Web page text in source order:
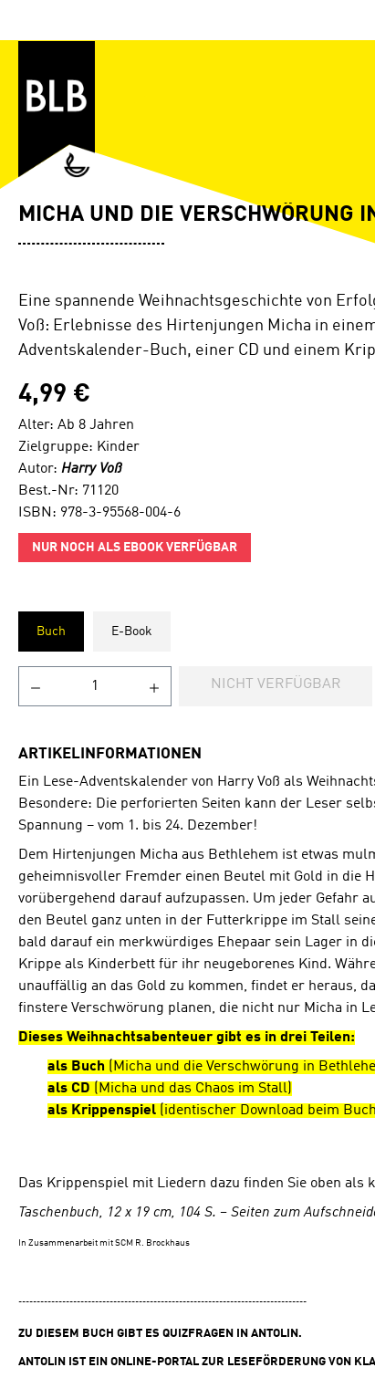
MICHA UND DIE VERSCHWÖRUNG
Eine spannende Weihnachtsgeschichte von
Voß: Erlebnisse des Hirtenjungen Micha in
Adventskalender-Buch, einer CD und einem
4,99 €
Alter: Ab 8 Jahren
Zielgruppe: Kinder
Autor: Harry Voß
Best.-Nr: 71120
ISBN: 978-3-95568-004-6
NUR NOCH ALS EBOOK VERFÜGBAR
Buch E-Book
NICHT VERFÜGBAR
ARTIKELINFORMATIONEN
Ein Lese-Adventskalender von Harry Voß als
Besondere: Die perforierten Seiten kann der Leser
Spannung – vom 1. bis 24. Dezember!
Dem Hirtenjungen Micha aus Bethlehem ist etwas
geheimnisvoller Fremder einen Beutel mit Gold in die
vorübergehend darauf aufzupassen. Um jeder Gefahr
den Beutel ganz unten in der Futterkrippe im Stall
bald darauf ein merkwürdiges Ehepaar sein Lager in
Krippe als Kinderbett für ihr neugeborenes Kind.
unauffällig an das Gold zu kommen, findet er heraus,
finstere Verschwörung planen, die nicht nur Micha in
Dieses Weihnachtsabenteuer gibt es in drei Teilen:
als Buch (Micha und die Verschwörung in
als CD (Micha und das Chaos im Stall)
als Krippenspiel (identischer Download beim
Das Krippenspiel mit Liedern dazu finden Sie oben als
Taschenbuch, 12 x 19 cm, 104 S. – Seiten zum
In Zusammenarbeit mit SCM R. Brockhaus
-------------------------------------------------------------------------------
ZU DIESEM BUCH GIBT ES QUIZFRAGEN IN ANTOLIN.
ANTOLIN IST EIN ONLINE-PORTAL ZUR LESEFÖRDERUNG VON